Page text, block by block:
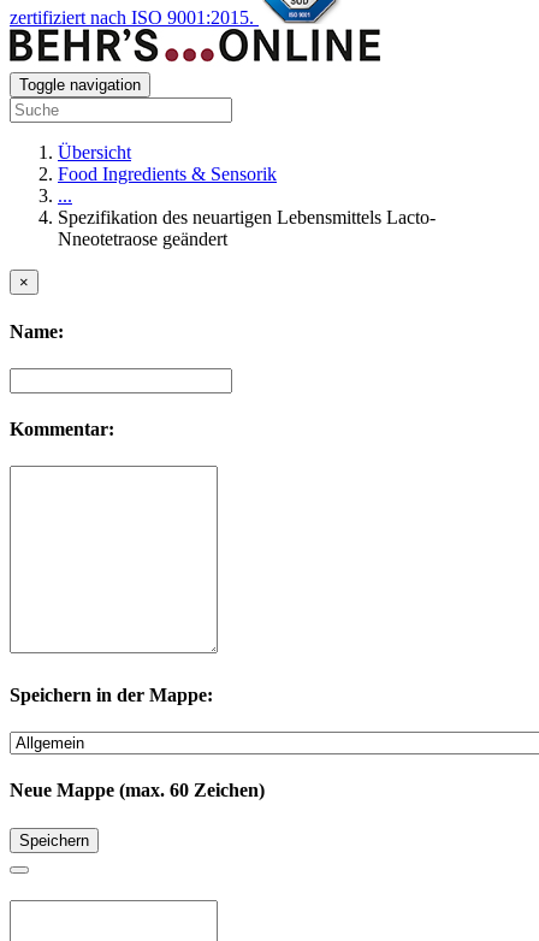
zertifiziert nach ISO 9001:2015.
Toggle navigation
Übersicht
Food Ingredients & Sensorik
...
Spezifikation des neuartigen Lebensmittels Lacto-
Nneotetraose geändert
×
Name:
Kommentar:
Speichern in der Mappe:
Neue Mappe (max. 60 Zeichen)
Speichern